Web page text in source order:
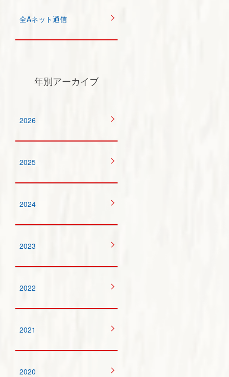
全Aネット通信
年別アーカイブ
2026
2025
2024
2023
2022
2021
2020